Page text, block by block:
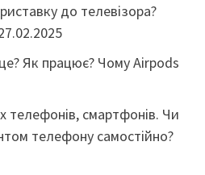
до телевізора?
Як працює? Чому Airpods
телефонів, смартфонів. Чи
телефону самостійно?